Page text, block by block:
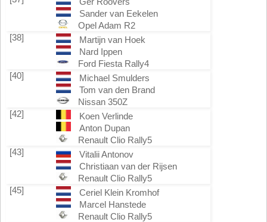
Sander van Eekelen
Opel Adam R2
[38]
Martijn van Hoek
Nard Ippen
Ford Fiesta Rally4
[40]
Michael Smulders
Tom van den Brand
Nissan 350Z
[42]
Koen Verlinde
Anton Dupan
Renault Clio Rally5
[43]
Vitalii Antonov
Christiaan van der Rijsen
Renault Clio Rally5
[45]
Ceriel Klein Kromhof
Marcel Hanstede
Renault Clio Rally5